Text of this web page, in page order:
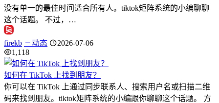
没有单一的最佳时间适合所有人。tiktok矩阵系统的小编聊聊
这个话题。 不过，…
firekb 动态
2026-07-06
1,118
如何在 TikTok 上找到朋友？
你可以在 TikTok 上通过同步联系人、搜索用户名或扫描二维
码来找到朋友。tiktok矩阵系统的小编跟你聊聊这个话题。 方